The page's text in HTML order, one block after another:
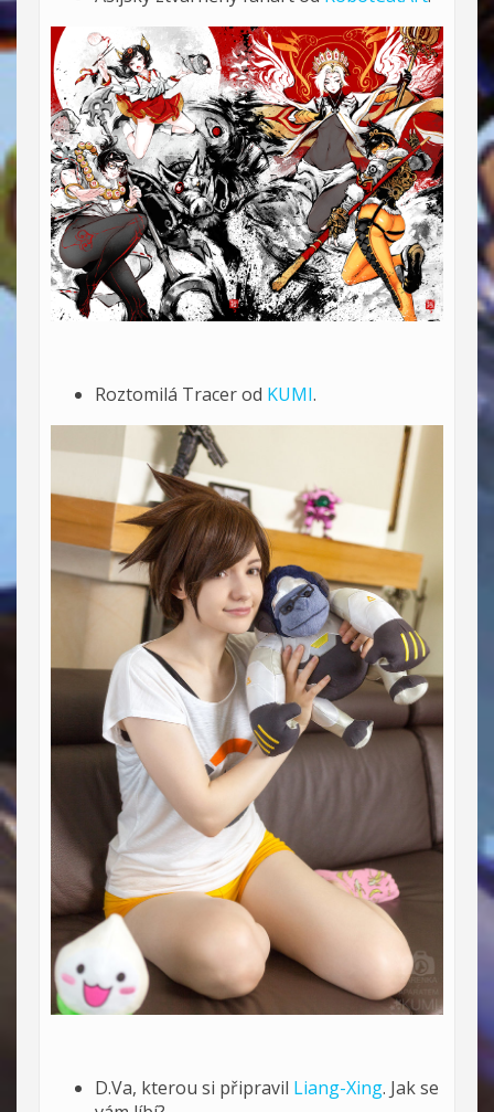
Roztomilá Tracer od KUMI.
D.Va, kterou si připravil Liang-Xing. Jak se